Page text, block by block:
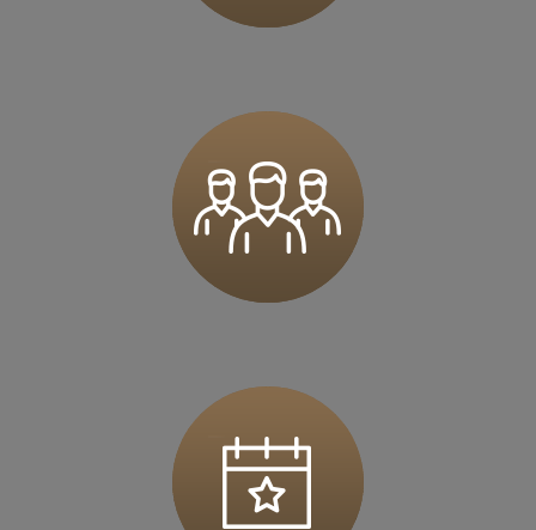
36 MINUT Karczówka
36 MINUT Kartuzy
ul. Krasickiego 2a
83-300 Kartuzy
Zapisz mnie
36 MINUT Komorniki
62-052 Komorniki
Zapisz mnie
36 MINUT Konstantynów
ul. Łódzka 27